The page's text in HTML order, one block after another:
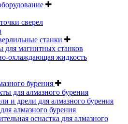
сверел
станки
для магнитных станков
охлаждающая жидкость
бурения
для алмазного бурения
и дрели для алмазного бурения
алмазного бурения
оснастка для алмазного